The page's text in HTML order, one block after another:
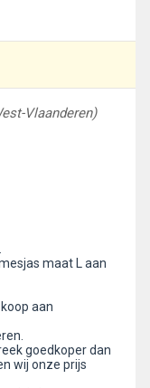
Vlaanderen)
maat L aan
aan
goedkoper dan
wij onze prijs